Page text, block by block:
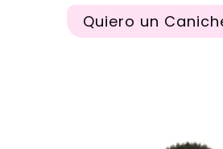
Quiero un